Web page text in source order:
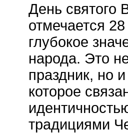
День святого
отмечается
глубокое
народа. Это
праздник, но
которое
традициями